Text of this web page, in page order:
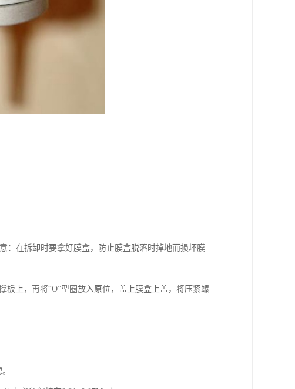
：在拆卸时要拿好膜盒，防止膜盒脱落时掉地而损坏膜
板上，再将“O”型圈放入原位，盖上膜盒上盖，将压紧螺